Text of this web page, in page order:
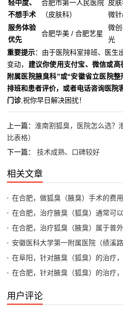
轻中度、
不想手术
合肥市第一人民医院
（皮肤科）
皮
微针
服务体验
优先
合肥华美 / 合肥艺星
微
光
重要提示：由于医院科室排班、医生
变动， 建议你使用支付宝、微信或
附属医院腋臭科”或“安徽省立医院
排班和患者评价，或者电话咨询医院
门诊,祝你早日解决困扰！
上一篇： 淮南割狐臭，医院怎么选？
比表格）
下一篇： 技术成熟、口碑较好
相关文章
安徽医科大学第一附属医院（绩溪路
用户评论